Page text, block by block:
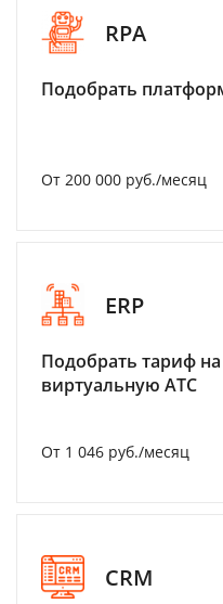
RPA
Подобрать
От 200 000 руб./месяц
ERP
Подобрать тариф
виртуальную АТС
От 1 046 руб./месяц
CRM